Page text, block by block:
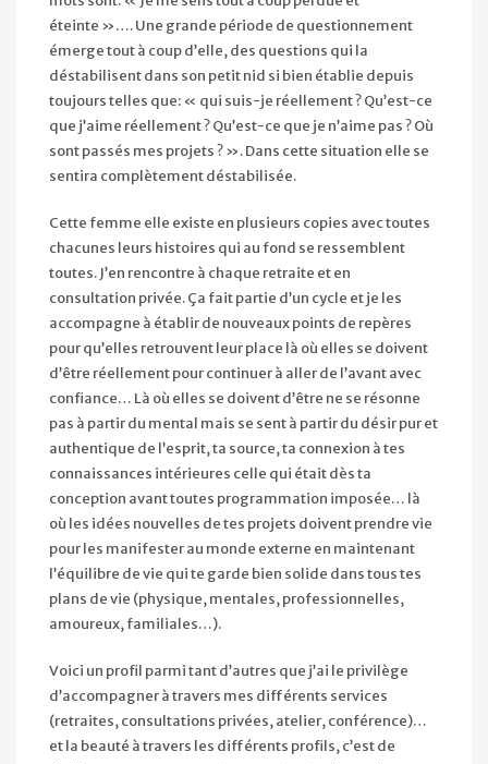
éteinte »…. Une grande période de questionnement
émerge tout à coup d’elle, des questions qui la
déstabilisent dans son petit nid si bien établie depuis
toujours telles que: « qui suis-je réellement ? Qu’est-ce
que j’aime réellement ? Qu’est-ce que je n’aime pas ? Où
sont passés mes projets ? ». Dans cette situation elle se
sentira complètement déstabilisée.
Cette femme elle existe en plusieurs copies avec toutes
chacunes leurs histoires qui au fond se ressemblent
toutes. J’en rencontre à chaque retraite et en
consultation privée. Ça fait partie d’un cycle et je les
accompagne à établir de nouveaux points de repères
pour qu’elles retrouvent leur place là où elles se doivent
d’être réellement pour continuer à aller de l’avant avec
confiance… Là où elles se doivent d’être ne se résonne
pas à partir du mental mais se sent à partir du désir pur et
authentique de l’esprit, ta source, ta connexion à tes
connaissances intérieures celle qui était dès ta
conception avant toutes programmation imposée… là
où les idées nouvelles de tes projets doivent prendre vie
pour les manifester au monde externe en maintenant
l’équilibre de vie qui te garde bien solide dans tous tes
plans de vie (physique, mentales, professionnelles,
amoureux, familiales…).
Voici un profil parmi tant d’autres que j’ai le privilège
d’accompagner à travers mes différents services
(retraites, consultations privées, atelier, conférence)…
et la beauté à travers les différents profils, c’est de